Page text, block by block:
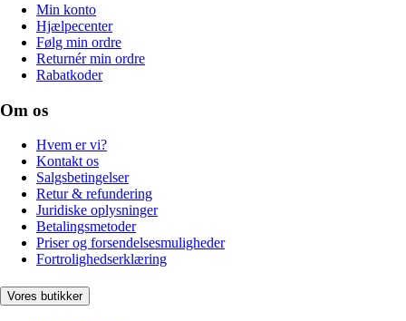
Min konto
Hjælpecenter
Følg min ordre
Returnér min ordre
Rabatkoder
Om os
Hvem er vi?
Kontakt os
Salgsbetingelser
Retur & refundering
Juridiske oplysninger
Betalingsmetoder
Priser og forsendelsesmuligheder
Fortrolighedserklæring
Vores butikker